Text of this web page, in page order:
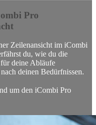
Pro
Zeilenansicht im iCombi
du, wie du die
deine Abläufe
deinen Bedürfnissen.
um den iCombi Pro